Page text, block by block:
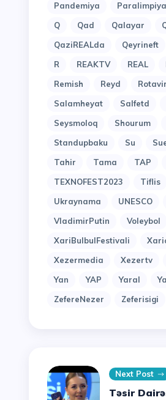
Pandemiya
Paralimpiya
Q
Qad Qalayar
QaziREALda
Qeyrineft
R
REAKTV REAL
Remish
Reyd
Salamheyat
Salfetd
Seysmoloq
Shourum
Standupbaku
Su
Tahir
Tama TAP
TEXNOFEST2023
Tiflis
Ukraynama
UNESCO
VladimirPutin
Voleybol
XariBulbulFestivali
Xezermedia
Xezertv
Yan
YAP Yaral
ZefereNezer
Zeferisigi
Next Post
Təsir